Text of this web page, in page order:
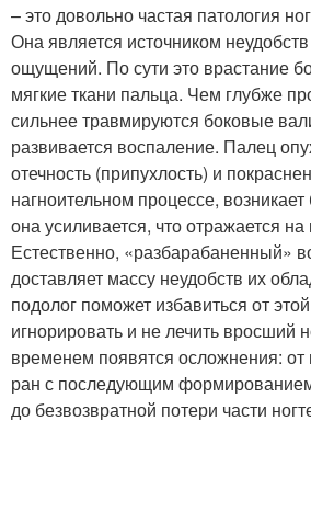
– это довольно частая патология
Она является источником
ощущений. По сути это врастание
мягкие ткани пальца. Чем глубже
сильнее травмируются боковые
развивается воспаление. Палец
отечность (припухлость) и
нагноительном процессе,
она усиливается, что отражается на
Естественно, «разбарабаненный»
доставляет массу неудобств их
подолог поможет избавиться от
игнорировать и не лечить вросший
временем появятся осложнения: от
ран с последующим
до безвозвратной потери части